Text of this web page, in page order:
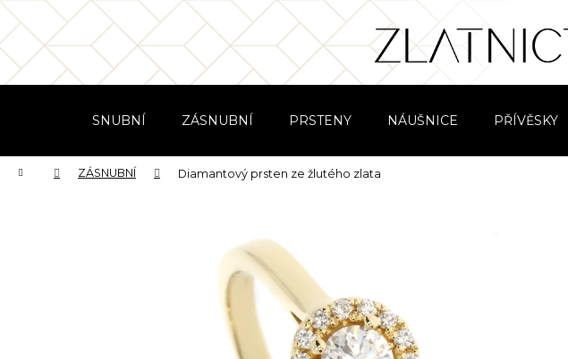
Přejít
obsah
SNUBNÍ ZÁSNUBNÍ PRSTENY NÁUŠNICE PŘÍVĚSKY
Domů ZÁSNUBNÍ Diamantový prsten ze žlutého zlata
K
o
š
í
Zpět
Zpět